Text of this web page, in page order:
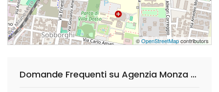
©OpenStreetMapcontributors
Domande Frequenti su Agenzia Monza Parco